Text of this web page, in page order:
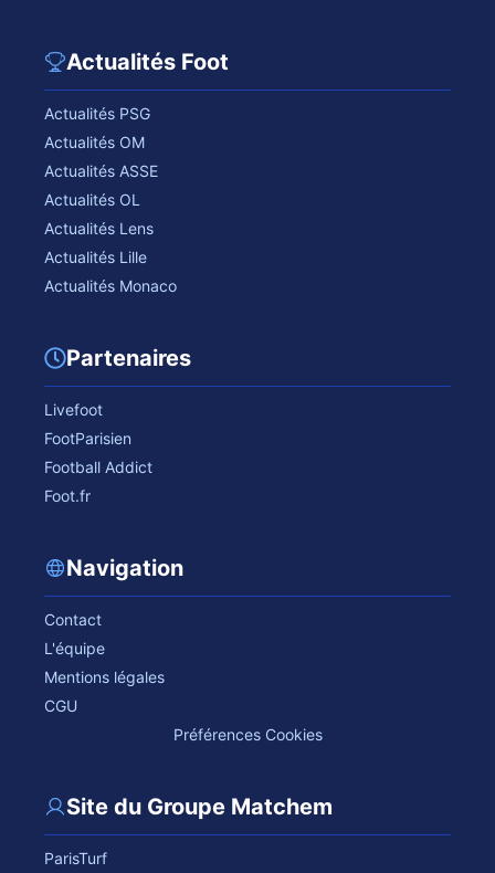
Actualités Foot
Actualités PSG
Actualités OM
Actualités ASSE
Actualités OL
Actualités Lens
Actualités Lille
Actualités Monaco
Partenaires
Livefoot
FootParisien
Football Addict
Foot.fr
Navigation
Contact
L'équipe
Mentions légales
CGU
Préférences Cookies
Site du Groupe Matchem
ParisTurf